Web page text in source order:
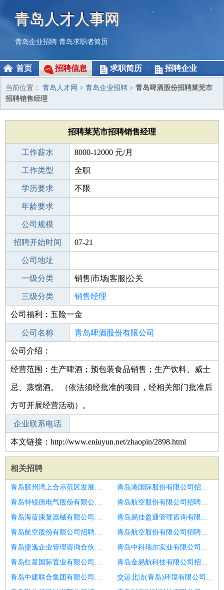
青岛人才人事网
青岛企业招聘 青岛求职者简历
首页 招聘信息 求职简历 招聘企业
当前位置： 青岛人才网 > 青岛企业招聘 > 青岛啤酒股份招聘莱芜市
招聘销售经理
招聘莱芜市招聘销售经理
工作薪水 8000-12000 元/月
招聘人数 200人
工作类型 全职
性别要求 -
学历要求 不限
工作经验
年龄要求
工作地点
公司规模
公司电话
招聘开始时间 07-21
招聘结束时间
公司地址
一级分类 销售|市场|客服|公关
二级分类 销售
三级分类 销售经理
其他行业 不限
公司福利：五险一金
公司名称 青岛啤酒股份有限公司
公司类型
市)
公司介绍：
经营范围：生产啤酒；预包装食品销售；生产饮料、威士
忌、蒸馏酒。 （依法须经批准的项目，经相关部门批准后
方可开展经营活动）。
企业联系电话
本文链接：http://www.eniuyun.net/zhaopin/2898.html
相关招聘
青岛胶州湾上合示范区发展有限公司招聘销售经理
青岛港国际股份有限公司招聘区域销售经理
青岛特锐德电气股份有限公司招聘区域销售经理
青岛航空股份有限公司招聘销售经理
青岛海蓝康复器械有限公司招聘销售经理
青岛易佳盈通管理咨询有限公司招聘电话销售经理
青岛航空股份有限公司招聘销售经理
青岛航空股份有限公司招聘海外销售经理
青岛捷逸企业管理咨询合伙企业(有限合伙)招聘销售经理
青岛中科瑞尔实业有限公司招聘高
青岛红星国际置业有限公司招聘区域销售经理汽车4S
青岛金易航科技有限公司招聘销售经理
青岛中建联合集团有限公司招聘销售经理
交运北洁(青岛)环境有限公司招聘招聘销售经理